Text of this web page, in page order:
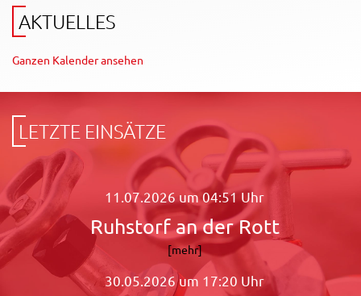
AKTUELLES
Ganzen Kalender ansehen
LETZTE EINSÄTZE
11.07.2026 um 04:51 Uhr
Ruhstorf an der Rott
[mehr]
30.05.2026 um 17:20 Uhr